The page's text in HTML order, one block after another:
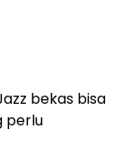
bekas bisa
perlu